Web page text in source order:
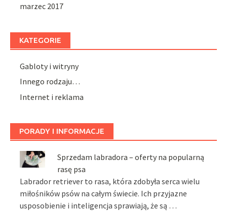
marzec 2017
KATEGORIE
Gabloty i witryny
Innego rodzaju…
Internet i reklama
PORADY I INFORMACJE
Sprzedam labradora – oferty na popularną
rasę psa
Labrador retriever to rasa, która zdobyła serca wielu
miłośników psów na całym świecie. Ich przyjazne
usposobienie i inteligencja sprawiają, że są …